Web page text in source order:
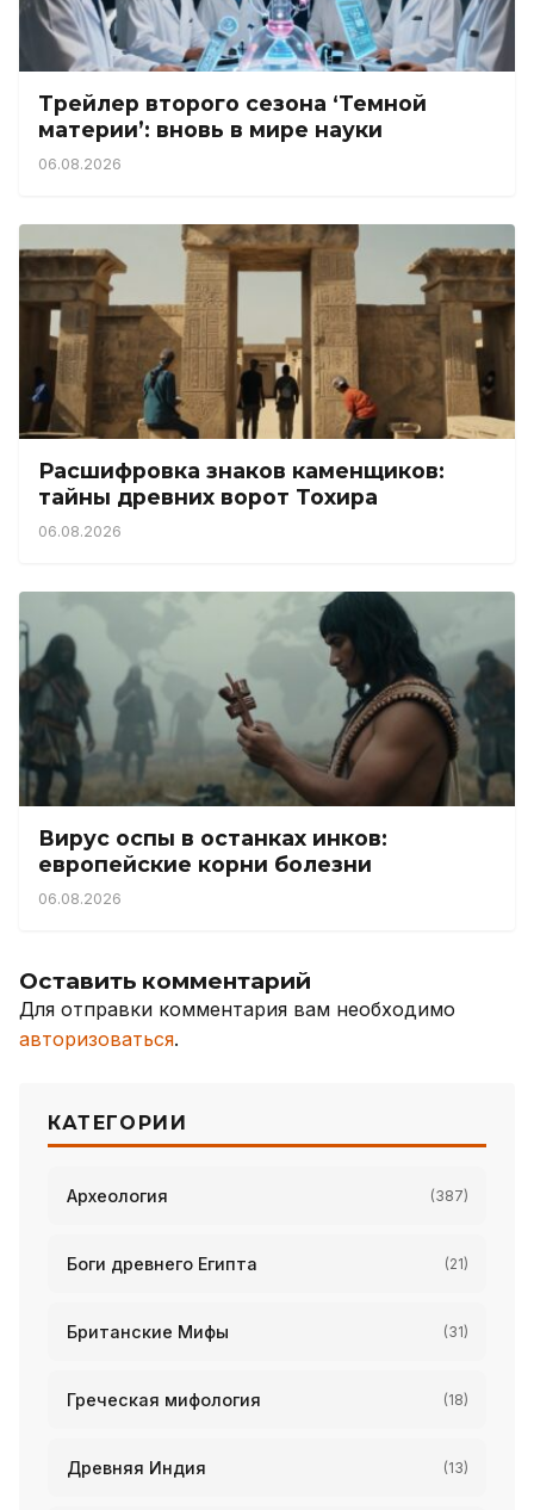
Трейлер второго сезона ‘Темной
материи’: вновь в мире науки
06.08.2026
Расшифровка знаков каменщиков:
тайны древних ворот Тохира
06.08.2026
Вирус оспы в останках инков:
европейские корни болезни
06.08.2026
Оставить комментарий
Для отправки комментария вам необходимо
авторизоваться.
КАТЕГОРИИ
Археология (387)
Боги древнего Египта (21)
Британские Мифы (31)
Греческая мифология (18)
Древняя Индия (13)